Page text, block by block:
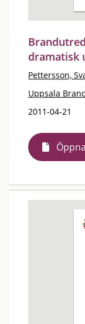
dramatisk
Pettersson,
Uppsala
2011-04-21